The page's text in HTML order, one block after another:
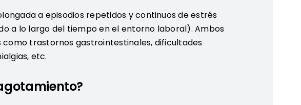
a episodios repetidos y continuos de estrés
a lo largo del tiempo en el entorno laboral). Ambos
trastornos gastrointestinales, dificultades
etc.